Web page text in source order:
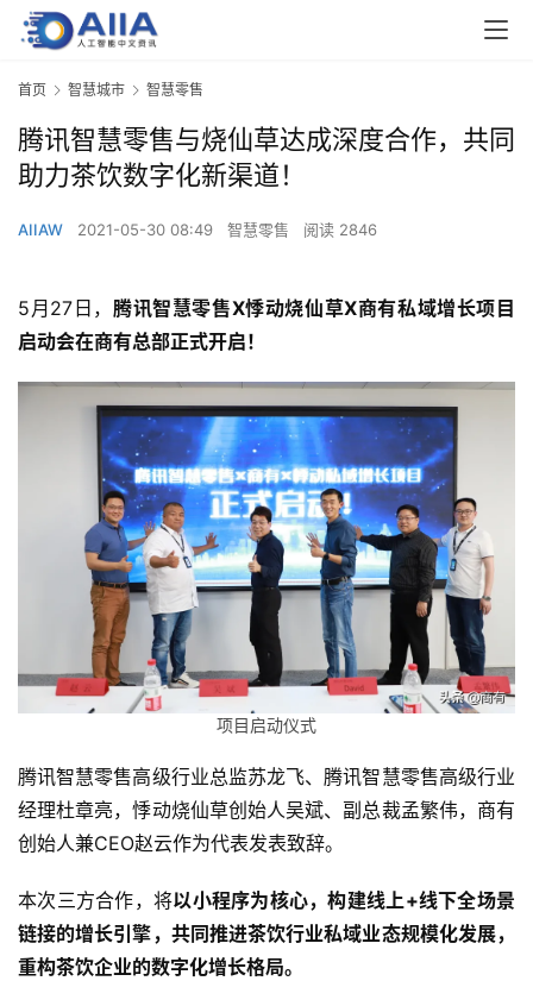
首页 智慧城市 智慧零售
腾讯智慧零售与烧仙草达成深度合作，共同
助力茶饮数字化新渠道！
AIIAW 2021-05-30 08:49 智慧零售 阅读 2846
5月27日， 腾讯智慧零售X悸动烧仙草X商有私域增长项目
启动会在商有总部正式开启！
项目启动仪式
腾讯智慧零售高级行业总监苏龙飞、腾讯智慧零售高级行业
经理杜章亮，悸动烧仙草创始人吴斌、副总裁孟繁伟，商有
创始人兼CEO赵云作为代表发表致辞。
本次三方合作，将以小程序为核心，构建线上+线下全场景
链接的增长引擎，共同推进茶饮行业私域业态规模化发展，
重构茶饮企业的数字化增长格局。